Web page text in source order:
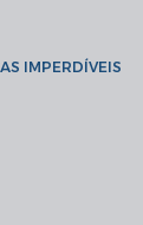
IMPERDÍVEIS